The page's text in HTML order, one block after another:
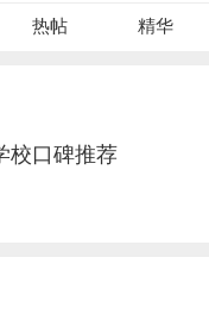
热帖 精华
校口碑推荐